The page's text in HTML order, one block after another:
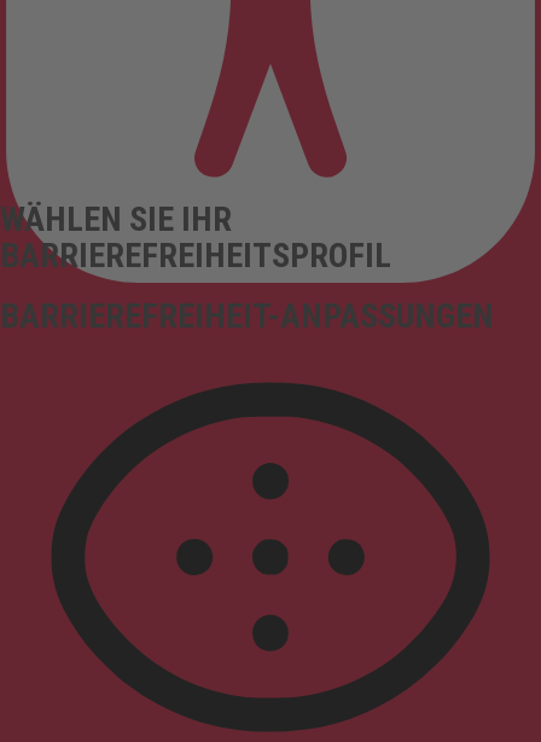
BARRIEREFREIHEIT-ANPASSUNGEN
WÄHLEN SIE IHR
BARRIEREFREIHEITSPROFIL